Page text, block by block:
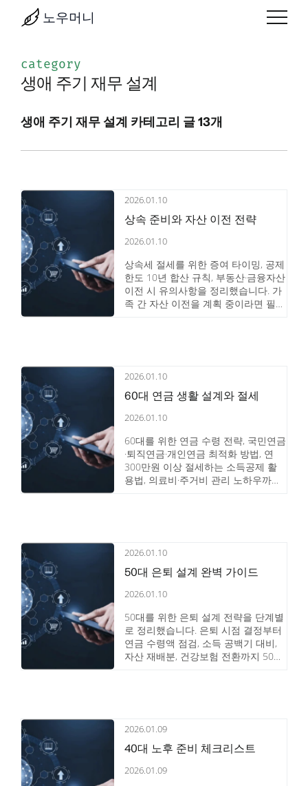
노우머니
category
생애 주기 재무 설계
생애 주기 재무 설계 카테고리 글 13개
2026.01.10
상속 준비와 자산 이전 전략
2026.01.10
상속세 절세를 위한 증여 타이밍, 공제
한도 10년 합산 규칙, 부동산·금융자산
이전 시 유의사항을 정리했습니다. 가
족 간 자산 이전을 계획 중이라면 필수
2026.01.10
60대 연금 생활 설계와 절세
2026.01.10
60대를 위한 연금 수령 전략, 국민연금
·퇴직연금·개인연금 최적화 방법, 연
300만원 이상 절세하는 소득공제 활
용법, 의료비·주거비 관리 노하우까지
2026.01.10
50대 은퇴 설계 완벽 가이드
2026.01.10
50대를 위한 은퇴 설계 전략을 단계별
로 정리했습니다. 은퇴 시점 결정부터
연금 수령액 점검, 소득 공백기 대비,
자산 재배분, 건강보험 전환까지 50대
2026.01.09
40대 노후 준비 체크리스트
2026.01.09